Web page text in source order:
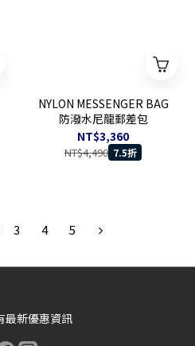
NYLON MESSENGER BAG
防潑水尼龍郵差包
NT$3,360
NT$4,490 7.5折
3 4 5
最新優惠資訊